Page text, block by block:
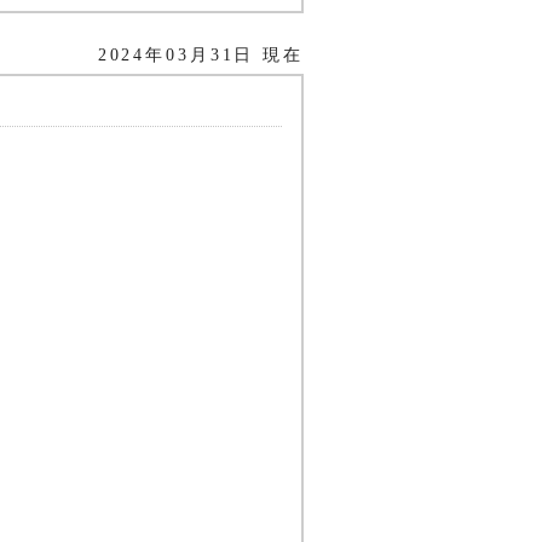
2024年03月31日 現在